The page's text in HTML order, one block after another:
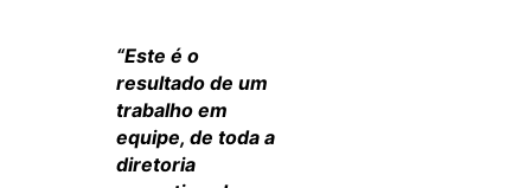
“Este é o
resultado de um
trabalho em
equipe, de toda a
diretoria